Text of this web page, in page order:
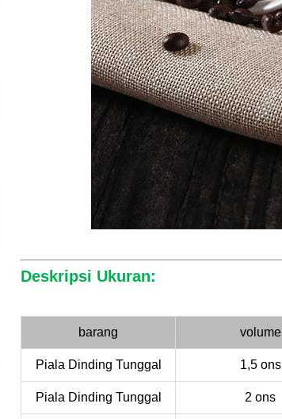
Deskripsi Ukuran:
barang volume
Piala Dinding Tunggal 1,5 ons
Piala Dinding Tunggal 2 ons